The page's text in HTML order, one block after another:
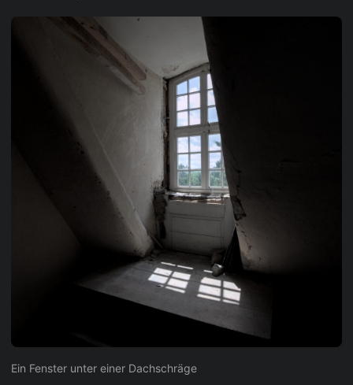
Ein Fenster unter einer Dachschräge